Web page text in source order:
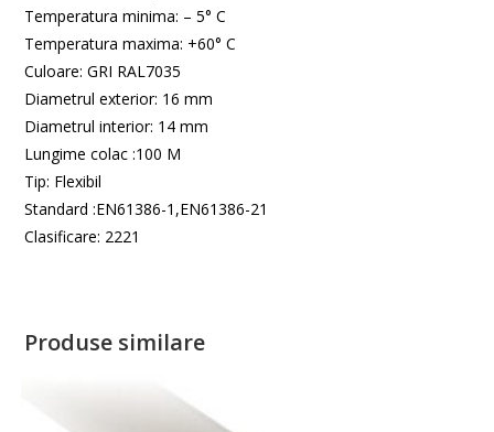
Temperatura minima: – 5° C
Temperatura maxima: +60° C
Culoare: GRI RAL7035
Diametrul exterior: 16 mm
Diametrul interior: 14 mm
Lungime colac :100 M
Tip: Flexibil
Standard :EN61386-1,EN61386-21
Clasificare: 2221
Produse similare